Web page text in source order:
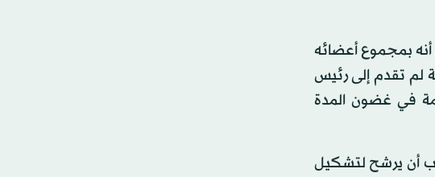
أنه بمجموع أعضائه
لم تقدم إلى رئيس
في غضون المدة
أن يرشح لتشكيل